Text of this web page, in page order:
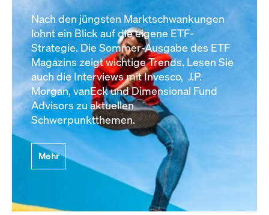
Nach den jüngsten Marktschwankungen
lohnt ein Blick auf die eigene ETF-
Strategie. Die Sommer-Ausgabe des ETF
Magazins zeigt wichtige Trends. Lesen Sie
auch die Interviews mit Invesco, J.P.
Morgan, vanEck und Dimensional Fund
Advisors zu aktuellen
Schwerpunktthemen.
Mehr